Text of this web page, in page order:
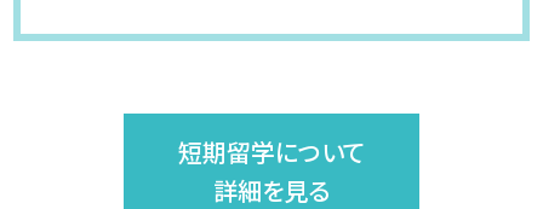
短期留学について
詳細を見る